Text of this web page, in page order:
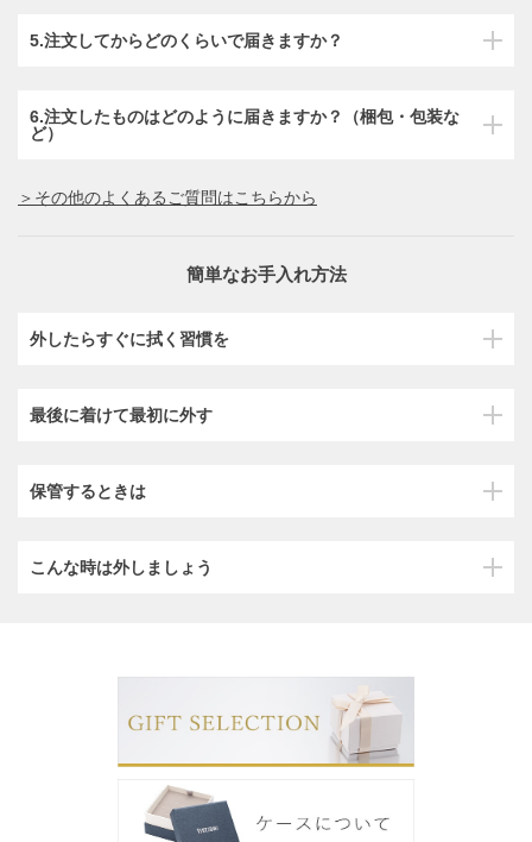
5.注文してからどのくらいで届きますか？
6.注文したものはどのように届きますか？（梱包・包装な
ど）
＞その他のよくあるご質問はこちらから
簡単なお手入れ方法
外したらすぐに拭く習慣を
最後に着けて最初に外す
保管するときは
こんな時は外しましょう